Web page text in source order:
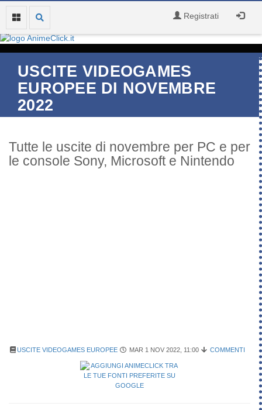
Registrati
USCITE VIDEOGAMES
EUROPEE DI NOVEMBRE
2022
Tutte le uscite di novembre per PC e per
le console Sony, Microsoft e Nintendo
USCITE VIDEOGAMES EUROPEE MAR 1 NOV 2022, 11:00 COMMENTI